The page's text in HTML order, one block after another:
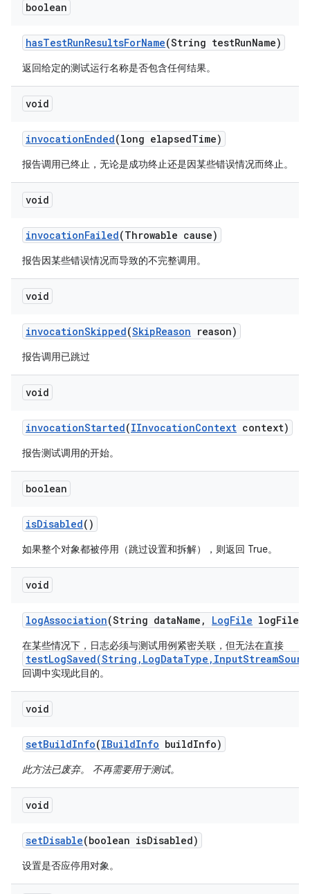
boolean
hasTestRunResultsForName(String testRunName)
返回给定的测试运行名称是否包含任何结果。
void
invocationEnded(long elapsedTime)
报告调用已终止，无论是成功终止还是因某些错误情况而终止。
void
invocationFailed(Throwable cause)
报告因某些错误情况而导致的不完整调用。
void
invocationSkipped(SkipReason reason)
报告调用已跳过
void
invocationStarted(IInvocationContext context)
报告测试调用的开始。
boolean
isDisabled()
如果整个对象都被停用（跳过设置和拆解），则返回 True。
void
logAssociation(String dataName , LogFile logFile)
在某些情况下，日志必须与测试用例紧密关联，但无法在直接
回调中实现此目的。
void
setBuildInfo(IBuildInfo buildInfo)
此方法已废弃。 不再需要用于测试。
void
setDisable(boolean isDisabled)
设置是否应停用对象。